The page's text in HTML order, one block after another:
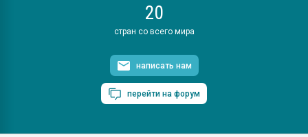
20
стран со всего мира
написать нам
перейти на форум